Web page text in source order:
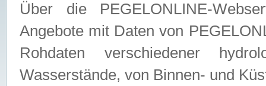
Über die PEGELONLINE-
Angebote mit Daten von
Rohdaten verschiedener
Wasserstände, von Binnen- und